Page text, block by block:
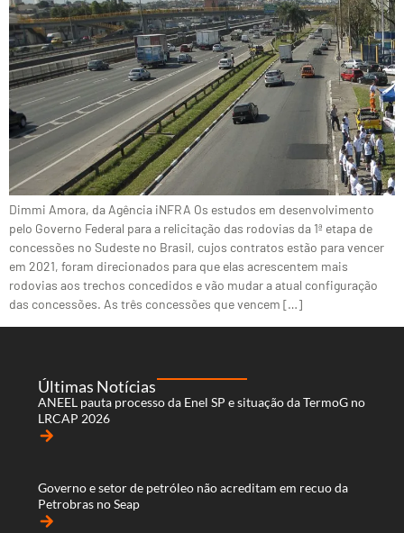
Dimmi Amora, da Agência iNFRA Os estudos em desenvolvimento
pelo Governo Federal para a relicitação das rodovias da 1ª etapa de
concessões no Sudeste no Brasil, cujos contratos estão para vencer
em 2021, foram direcionados para que elas acrescentem mais
rodovias aos trechos concedidos e vão mudar a atual configuração
das concessões. As três concessões que vencem […]
Últimas Notícias
ANEEL pauta processo da Enel SP e situação da TermoG no
LRCAP 2026
arrow_forward
Governo e setor de petróleo não acreditam em recuo da
Petrobras no Seap
arrow_forward